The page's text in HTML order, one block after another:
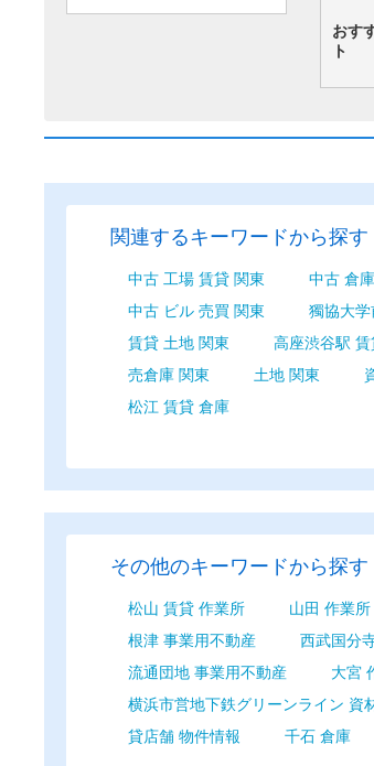
おす
ト
関連するキーワードから探す
中古 工場 賃貸 関東 中古 倉
中古 ビル 売買 関東
獨協大
賃貸 土地 関東
高座渋谷駅 賃
売倉庫 関東
土地 関東
松江 賃貸 倉庫
その他のキーワードから探す
松山 賃貸 作業所 山田 作業所
根津 事業用不動産
西武国分
流通団地 事業用不動産
大宮
横浜市営地下鉄グリーンライン 資
貸店舗 物件情報
千石 倉庫